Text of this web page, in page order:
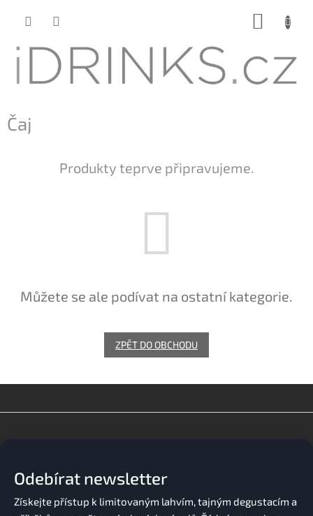
Čaj
Produkty teprve připravujeme.
Můžete se ale podívat na ostatní kategorie.
ZPĚT DO OBCHODU
Odebírat newsletter